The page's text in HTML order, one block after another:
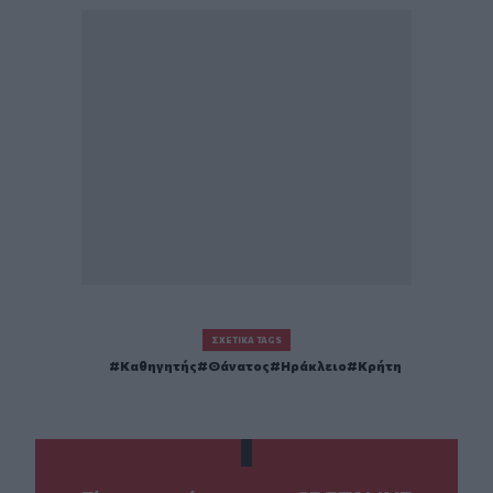
ΣΧΕΤΙΚΆ TAGS
Καθηγητής Θάνατος Ηράκλειο Κρήτη